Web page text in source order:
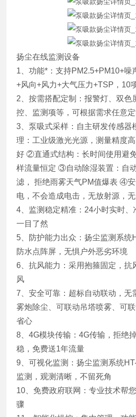
扬尘在线监测设备
1、功能*：支持PM2.5+PM10+噪
+风向+风力+大气压力+TSP，10
2、按需搭配定制：报警灯、双色
控、监测项等，可根据需求任意定
3、泵吸式采样：自主研发传感
理：工业级激光光源，测量精度
好 ②直通式结构：长时间使用避
样流量恒定 ③自动除湿装置：自
滤， 拒绝雨雾天气PM值爆表 ④
电，不会造成电击，无放射源，
4、监测稳定精准：24小时实时
一目了然
5、防护能力出众：扬尘监测系统
防水点阵屏，无惧户外恶劣环境
6、抗风能力：采用抱箍固定，抗
风
7、安全可靠：超标自动联动，无
雾炮除尘、可联动吊塔喷雾、可
省心
8、4G模块传输：4G传输，拒绝
稳，免费送1年流量
9、可视化监测：扬尘监测系统
监测，观测清晰，不留死角
10、免费政府联网：专业技术帮
骤